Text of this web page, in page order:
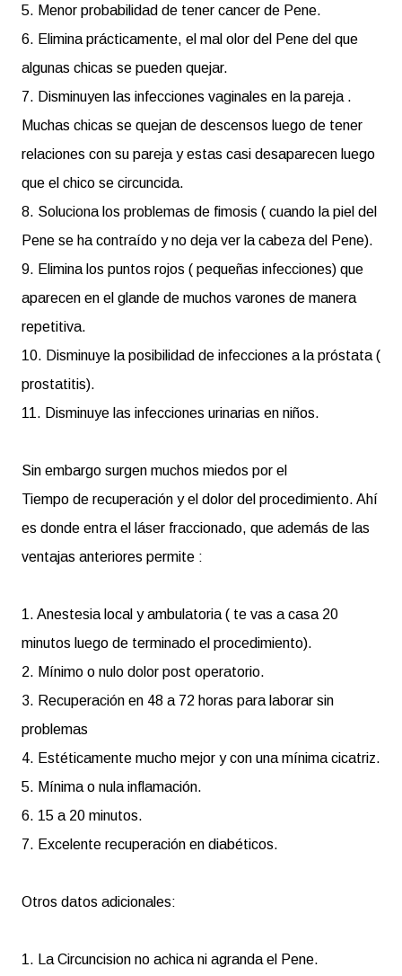
5. Menor probabilidad de tener cancer de Pene.
6. Elimina prácticamente, el mal olor del Pene del que
algunas chicas se pueden quejar.
7. Disminuyen las infecciones vaginales en la pareja .
Muchas chicas se quejan de descensos luego de tener
relaciones con su pareja y estas casi desaparecen luego
que el chico se circuncida.
8. Soluciona los problemas de fimosis ( cuando la piel del
Pene se ha contraído y no deja ver la cabeza del Pene).
9. Elimina los puntos rojos ( pequeñas infecciones) que
aparecen en el glande de muchos varones de manera
repetitiva.
10. Disminuye la posibilidad de infecciones a la próstata (
prostatitis).
11. Disminuye las infecciones urinarias en niños.
Sin embargo surgen muchos miedos por el
Tiempo de recuperación y el dolor del procedimiento. Ahí
es donde entra el láser fraccionado, que además de las
ventajas anteriores permite :
1. Anestesia local y ambulatoria ( te vas a casa 20
minutos luego de terminado el procedimiento).
2. Mínimo o nulo dolor post operatorio.
3. Recuperación en 48 a 72 horas para laborar sin
problemas
4. Estéticamente mucho mejor y con una mínima cicatriz.
5. Mínima o nula inflamación.
6. 15 a 20 minutos.
7. Excelente recuperación en diabéticos.
Otros datos adicionales:
1. La Circuncision no achica ni agranda el Pene.